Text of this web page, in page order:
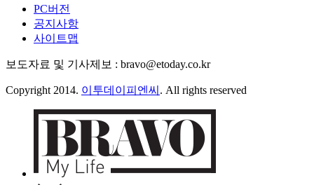
PC버전
공지사항
사이트맵
보도자료 및 기사제보 : bravo@etoday.co.kr
Copyright 2014. 이투데이피엔씨 . All rights reserved